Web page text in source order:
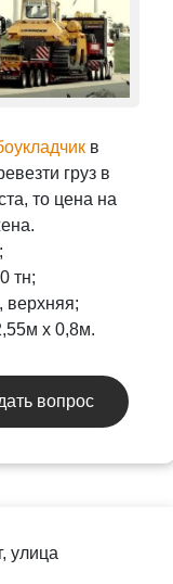
в
груз в
то цена на
тн;
верхняя;
x 0,8м.
вопрос
улица